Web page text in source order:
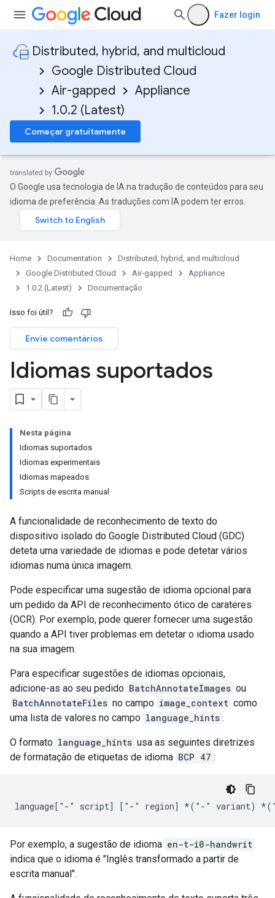
Fazer login
Distributed, hybrid, and multicloud
Google Distributed Cloud
Air-gapped
Appliance
1.0.2 (Latest)
Começar gratuitamente
O Google usa tecnologia de IA na tradução de conteúdos para seu
idioma de preferência. As traduções com IA podem ter erros.
Home Documentation
Distributed, hybrid, and multicloud
Google Distributed Cloud
Air-gapped
Appliance
1.0.2 (Latest)
Documentação
Isso foi útil?
Envie comentários
Idiomas suportados
Nesta página
Idiomas suportados
Idiomas experimentais
Idiomas mapeados
Scripts de escrita manual
A funcionalidade de reconhecimento de texto do
dispositivo isolado do Google Distributed Cloud (GDC)
deteta uma variedade de idiomas e pode detetar vários
idiomas numa única imagem.
Pode especificar uma sugestão de idioma opcional para
um pedido da API de reconhecimento ótico de carateres
(OCR). Por exemplo, pode querer fornecer uma sugestão
quando a API tiver problemas em detetar o idioma usado
na sua imagem.
Para especificar sugestões de idiomas opcionais,
adicione-as ao seu pedido BatchAnnotateImages ou
BatchAnnotateFiles no campo image_context como
uma lista de valores no campo language_hints .
O formato language_hints usa as seguintes diretrizes
de formatação de etiquetas de idioma BCP 47 :
Por exemplo, a sugestão de idioma en-t-i0-handwrit
indica que o idioma é "Inglês transformado a partir de
escrita manual".